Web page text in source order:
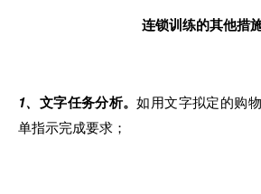
连锁训练的其他措
1、 文字任务分析。如用文字拟定的购
单指示完成要求；